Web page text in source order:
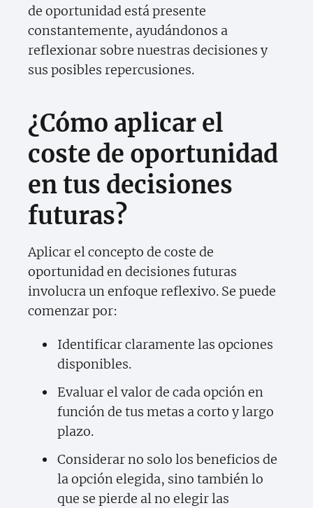
de oportunidad está presente
constantemente, ayudándonos a
reflexionar sobre nuestras decisiones y
sus posibles repercusiones.
¿Cómo aplicar el
coste de oportunidad
en tus decisiones
futuras?
Aplicar el concepto de coste de
oportunidad en decisiones futuras
involucra un enfoque reflexivo. Se puede
comenzar por:
Identificar claramente las opciones
disponibles.
Evaluar el valor de cada opción en
función de tus metas a corto y largo
plazo.
Considerar no solo los beneficios de
la opción elegida, sino también lo
que se pierde al no elegir las